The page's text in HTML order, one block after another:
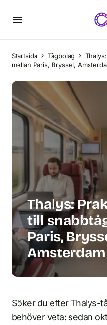
Startsida Tågbolag
mellan Paris, Bryssel,
Thalys:
till
Paris,
Söker du efter Thalys-
behöver veta: sedan